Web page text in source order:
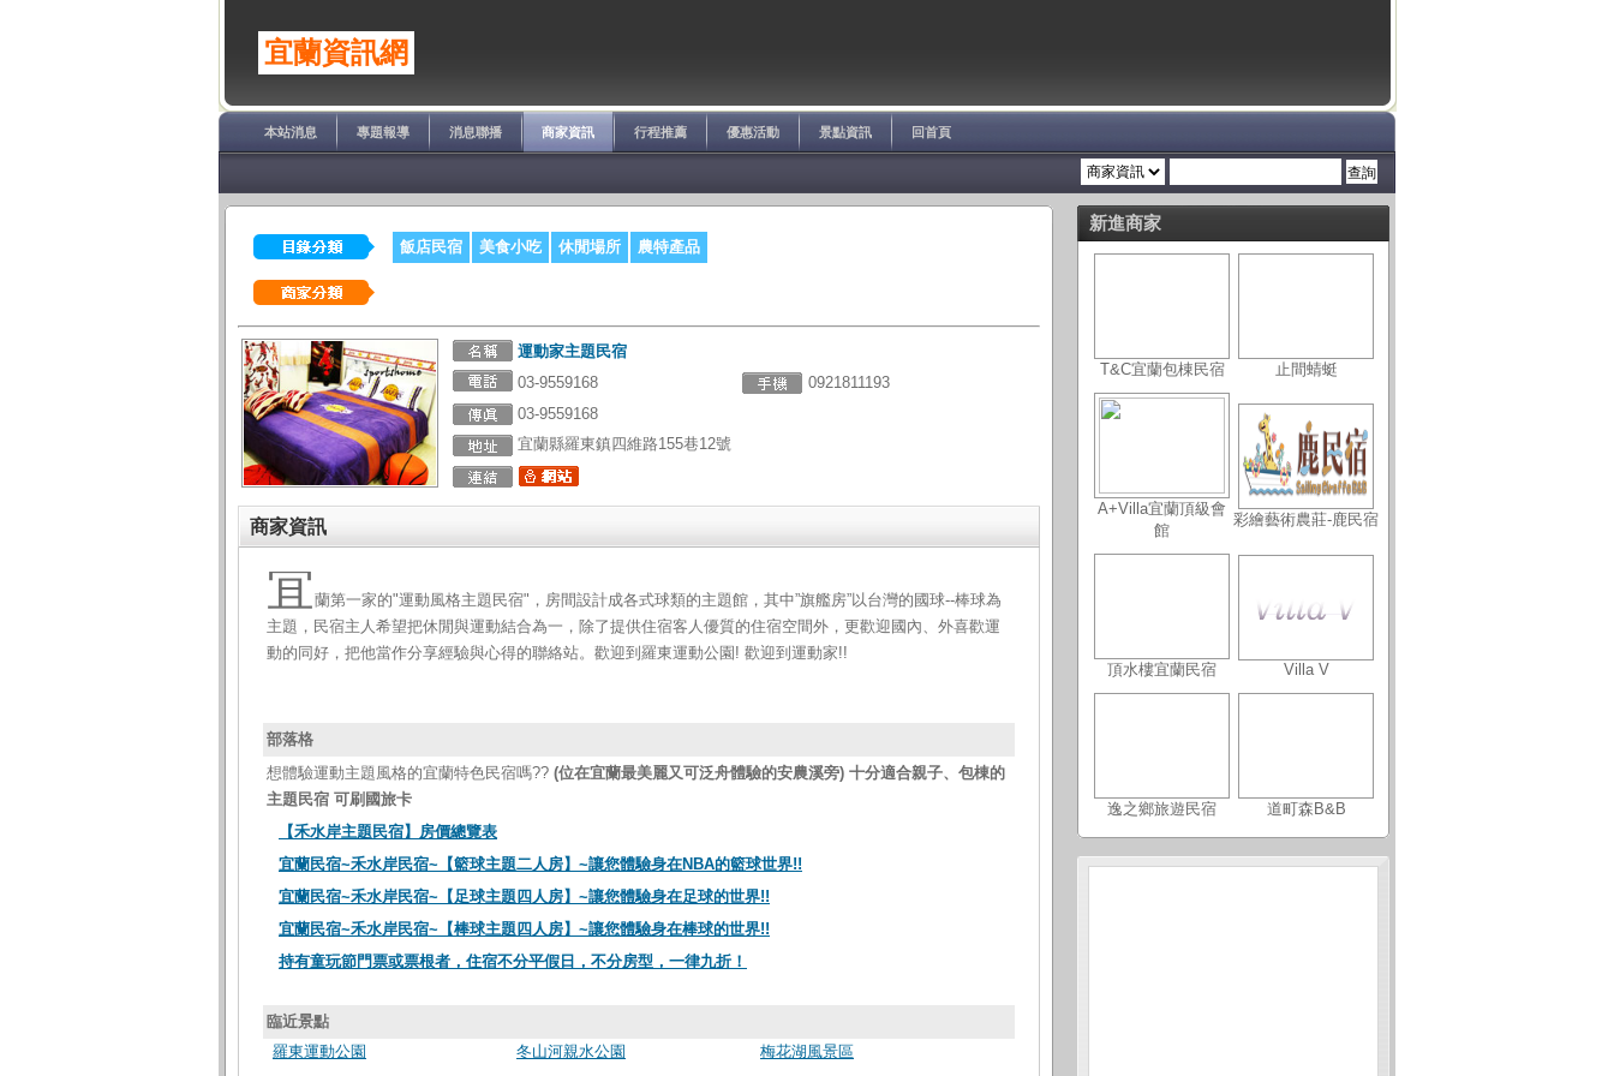
宜蘭資訊網
本站消息 專題報導 消息聯播 商家資訊 行程推薦 優惠活動 景點資訊 回首頁
飯店民宿 美食小吃 休閒場所 農特產品
運動家主題民宿
03-9559168
0921811193
03-9559168
宜蘭縣羅東鎮四維路155巷12號
商家資訊
宜 蘭第一家的"運動風格主題民宿"，房間設計成各式球類的主題館，其中”旗艦房”以台灣的國球--棒球為
主題，民宿主人希望把休閒與運動結合為一，除了提供住宿客人優質的住宿空間外，更歡迎國內、外喜歡運
動的同好，把他當作分享經驗與心得的聯絡站。歡迎到羅東運動公園! 歡迎到運動家!!
部落格
想體驗運動主題風格的宜蘭特色民宿嗎?? (位在宜蘭最美麗又可泛舟體驗的安農溪旁) 十分適合親子、包棟的
主題民宿 可刷國旅卡
【禾水岸主題民宿】房價總覽表
宜蘭民宿~禾水岸民宿~【籃球主題二人房】~讓您體驗身在NBA的籃球世界!!
宜蘭民宿~禾水岸民宿~【足球主題四人房】~讓您體驗身在足球的世界!!
宜蘭民宿~禾水岸民宿~【棒球主題四人房】~讓您體驗身在棒球的世界!!
持有童玩節門票或票根者，住宿不分平假日，不分房型，一律九折！
臨近景點
羅東運動公園
冬山河親水公園 梅花湖風景區
新進商家
T&C宜蘭包棟民宿 止間蜻蜓
A+Villa宜蘭頂級會
館
彩繪藝術農莊-鹿民宿
頂水樓宜蘭民宿 Villa V
逸之鄉旅遊民宿 道町森B&B